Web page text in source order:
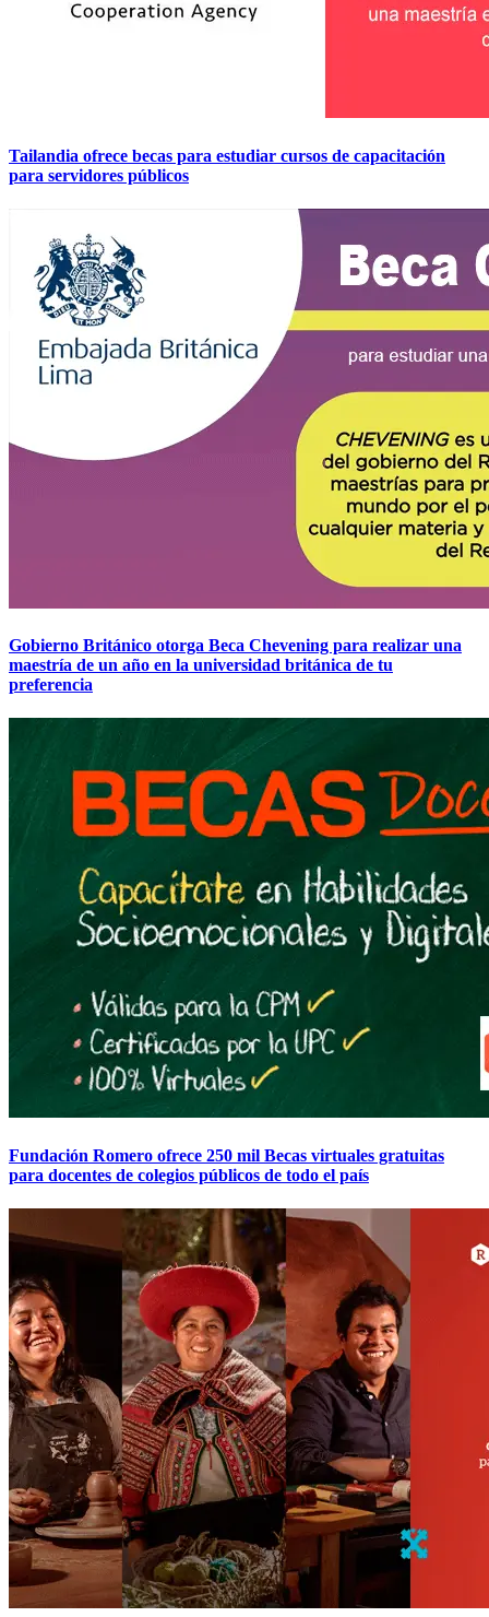
Tailandia ofrece becas para estudiar cursos de capacitación
para servidores públicos
Gobierno Británico otorga Beca Chevening para realizar una
maestría de un año en la universidad británica de tu
preferencia
Fundación Romero ofrece 250 mil Becas virtuales gratuitas
para docentes de colegios públicos de todo el país